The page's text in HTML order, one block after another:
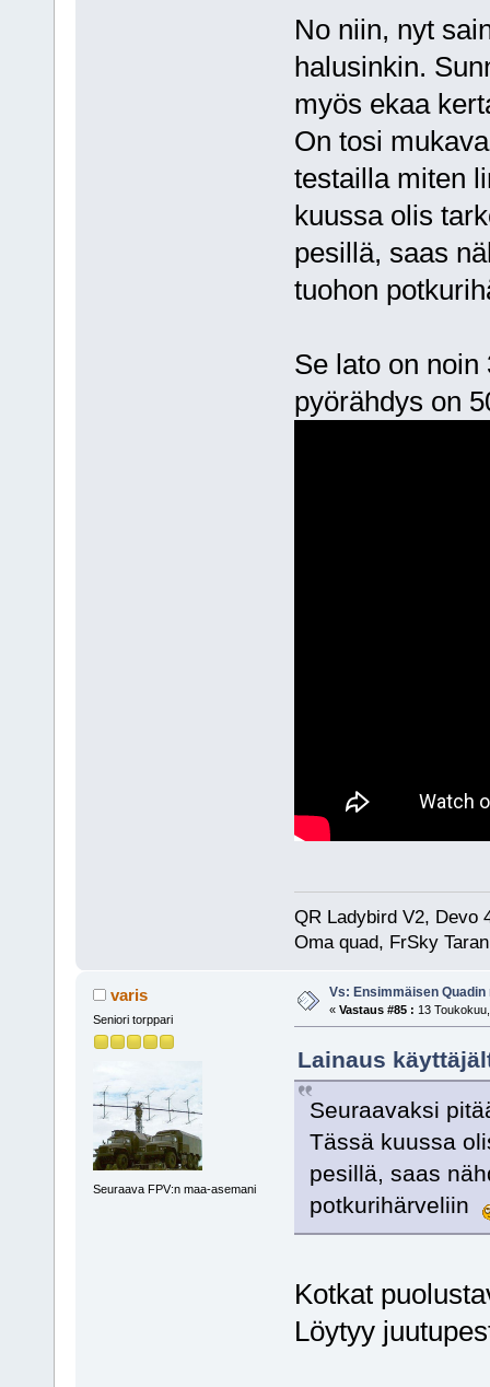
No niin, nyt
halusinkin.
myös ekaa
On tosi
testailla miten
kuussa olis
pesillä, saas
tuohon
Se lato on
pyörähdys on
QR Ladybird V2, Devo
Oma quad, FrSky
varis
Seniori torppari
Seuraava FPV:n maa-asemani
Vs: Ensimmäisen
« Vastaus #85 : 13
Lainaus
Seuraavaksi
Tässä kuussa
pesillä, saas
potkurihärveliin
Kotkat
Löytyy